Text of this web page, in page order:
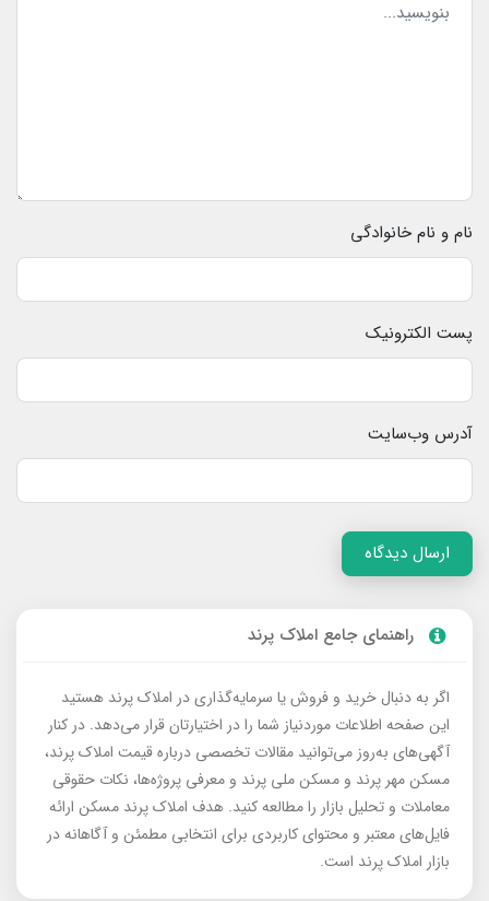
نام و نام خانوادگی
پست الکترونیک
آدرس وب‌سایت
ارسال دیدگاه
راهنمای جامع املاک پرند
اگر به دنبال خرید و فروش یا سرمایه‌گذاری در املاک پرند هستید
این صفحه اطلاعات موردنیاز شما را در اختیارتان قرار می‌دهد. در کنار
آگهی‌های به‌روز می‌توانید مقالات تخصصی درباره قیمت املاک پرند،
مسکن مهر پرند و مسکن ملی پرند و معرفی پروژه‌ها، نکات حقوقی
معاملات و تحلیل بازار را مطالعه کنید. هدف املاک پرند مسکن ارائه
فایل‌های معتبر و محتوای کاربردی برای انتخابی مطمئن و آگاهانه در
بازار املاک پرند است.